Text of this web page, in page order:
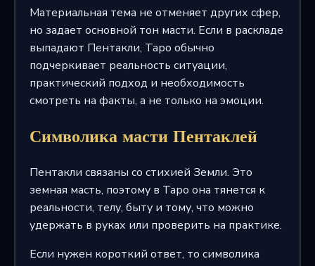
Материальная тема не отменяет других сфер,
но задает основной тон масти. Если в раскладе
выпадают Пентакли, Таро обычно
подчеркивает реальность ситуации,
практический подход и необходимость
смотреть на факты, а не только на эмоции.
Символика масти Пентаклей
Пентакли связаны со стихией Земли. Это
земная масть, поэтому в Таро она тянется к
реальности, телу, быту и тому, что можно
удержать в руках или проверить на практике.
Если нужен короткий ответ, то символика